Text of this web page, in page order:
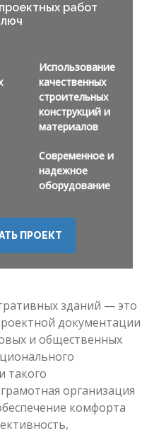
работ
Использование
качественных
строительных
конструкций и
материалов
Современное и
надежное
оборудование
ПРОЕКТ
зданий — это
документации
и общественных
такого
организация
комфорта